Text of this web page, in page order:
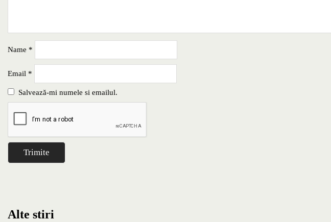
Name *
Email *
Salvează-mi numele si emailul.
Alte stiri